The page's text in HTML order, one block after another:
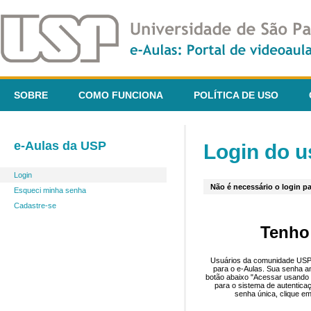
SOBRE COMO FUNCIONA POLÍTICA DE USO
e-Aulas da USP
Login
Esqueci minha senha
Cadastre-se
Login do
Não é necessário o login
Usuários da comunidade
para o e-Aulas. Sua senha
botão abaixo "Acessar
para o sistema de
senha única, clique